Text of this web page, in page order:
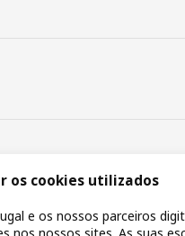
os cookies utilizados
e os nossos parceiros